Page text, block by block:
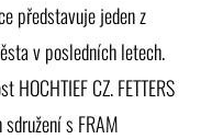
představuje jeden z
v posledních letech.
CZ. FETTERS
s FRAM